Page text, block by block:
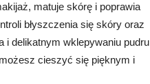
matuje skórę i poprawia
błyszczenia się skóry oraz
i delikatnym wklepywaniu pudru
cieszyć się pięknym i